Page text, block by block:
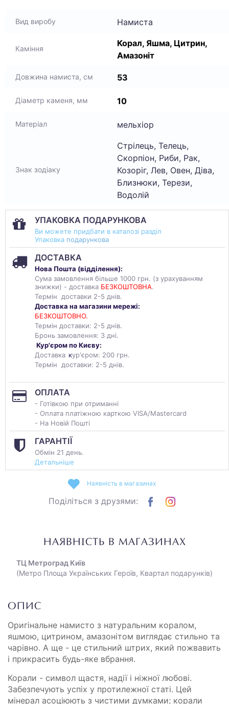
Вид виробу Намиста
Каміння
Корал, Яшма, Цитрин,
Амазоніт
Довжина намиста, см 53
Діаметр каменя, мм 10
Матеріал мельхіор
Знак зодіаку
Стрілець, Телець,
Скорпіон, Риби, Рак,
Козоріг, Лев, Овен, Діва,
Близнюки, Терези,
Водолій
УПАКОВКА ПОДАРУНКОВА
Ви можете придбати в каталозі разділ
Упаковка подарункова
ДОСТАВКА
Нова Пошта (відділення):
Сума замовлення більше 1000 грн. (з урахуванням
знижки) - доставка БЕЗКОШТОВНА.
Термін доставки 2-5 днів.
Доставка на магазини мережі:
БЕЗКОШТОВНО.
Термін доставки: 2-5 днів.
Бронь замовлення: 3 дні.
Кур'єром по Києву:
Доставка кур'єром: 200 грн.
Термін доставки: 2-5 днів.
ОПЛАТА
- Готівкою при отриманні
- Оплата платіжною карткою VISA/Mastercard
- На Новій Пошті
ГАРАНТІЇ
Обмін 21 день.
Детальніше
Наявність в магазинах
Поділіться з друзями:
НАЯВНІСТЬ В МАГАЗИНАХ
ТЦ Метроград Київ
(Метро Площа Українських Героїв, Квартал подарунків)
ОПИС
Оригінальне намисто з натуральним коралом,
яшмою, цитрином, амазонітом виглядає стильно та
чарівно. А ще - це стильний штрих, який пожвавить
і прикрасить будь-яке вбрання.
Корали - символ щастя, надії і ніжної любові.
Забезпечують успіх у протилежної статі. Цей
мінерал асоціюють з чистими думками; корали